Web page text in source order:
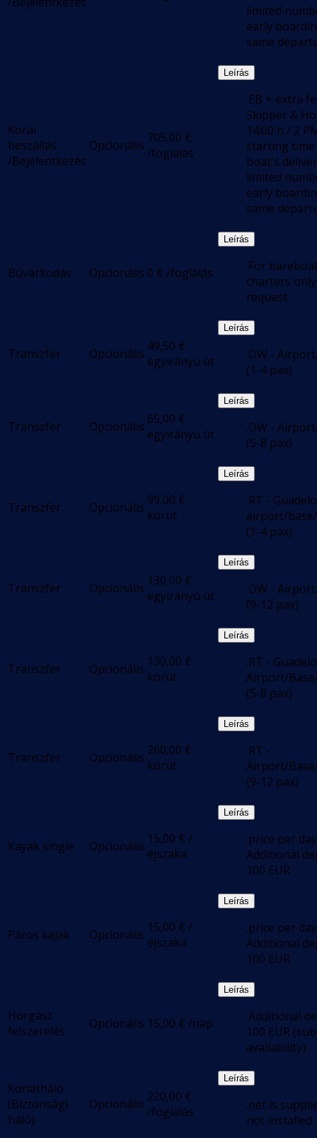
limited
early
same
Korai
beszállás
/Bejelentkezés
Opcionális 705,00 €
/foglalás
Leírás
.EB + extra
Skipper &
14:00 h / 2
starting
boat's
limited
early
same
Búvárkodás Opcionális 0 € /foglalás
Leírás
.For
charters
request
Transzfer Opcionális 49,50 €
egyirányú út
Leírás
.OW -
(1-4 pax)
Transzfer Opcionális 65,00 €
egyirányú út
Leírás
.OW -
(5-8 pax)
Transzfer Opcionális 99,00 €
körút
Leírás
.RT -
airport/
(1-4 pax)
Transzfer Opcionális 130,00 €
egyirányú út
Leírás
.OW -
(9-12 pax)
Transzfer Opcionális 130,00 €
körút
Leírás
.RT -
Airport/
(5-8 pax)
Transzfer Opcionális 260,00 €
körút
Leírás
.RT -
Airport/
(9-12 pax)
Kayak single Opcionális 15,00 € /
éjszaka
Leírás
.price per
Additional
100 EUR
Páros kajak Opcionális 15,00 € /
éjszaka
Leírás
.price per
Additional
100 EUR
Horgász
felszerelés
Opcionális 15,00 € /nap
Leírás
.Additional
100 EUR
availability)
Korlátháló
(Biztonsági
háló)
Opcionális 220,00 €
/foglalás
Leírás
.net is
not installed